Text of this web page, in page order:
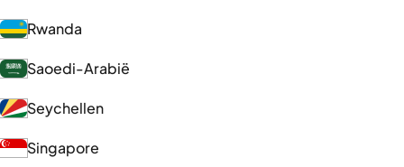
Rwanda
Saoedi-Arabië
Seychellen
Singapore